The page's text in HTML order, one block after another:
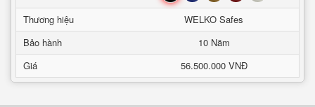
Thương hiệu
WELKO Safes
Bảo hành
10 Năm
Giá
56.500.000 VNĐ